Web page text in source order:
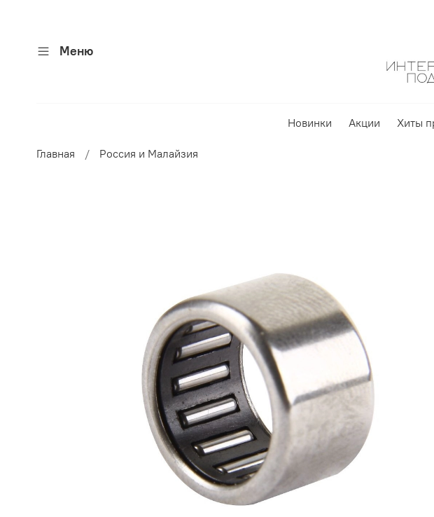
Меню
Новинки Акции Хиты
Главная Россия и Малайзия